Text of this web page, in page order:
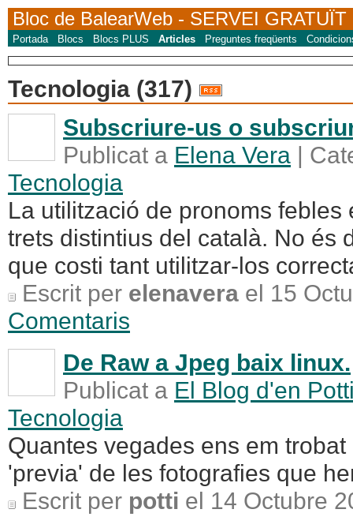
Bloc de BalearWeb - SERVEI
Portada Blocs Blocs PLUS Articles Preguntes freqüents
Tecnologia (317)
Subscriure-us o
Publicat a Elena Vera |
Tecnologia
La utilització de pronoms febles
trets distintius del català. No és
que costi tant utilitzar-los
Escrit per elenavera el 15
Comentaris
De Raw a Jpeg baix linux.
Publicat a El Blog d'en
Tecnologia
Quantes vegades ens em
'previa' de les fotografies que
Escrit per potti el 14 Octubre